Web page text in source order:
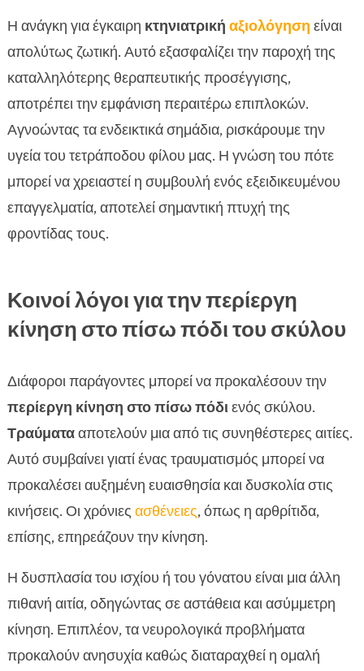
Η ανάγκη για έγκαιρη κτηνιατρική αξιολόγηση είναι
απολύτως ζωτική. Αυτό εξασφαλίζει την παροχή της
καταλληλότερης θεραπευτικής προσέγγισης,
αποτρέπει την εμφάνιση περαιτέρω επιπλοκών.
Αγνοώντας τα ενδεικτικά σημάδια, ρισκάρουμε την
υγεία του τετράποδου φίλου μας. Η γνώση του πότε
μπορεί να χρειαστεί η συμβουλή ενός εξειδικευμένου
επαγγελματία, αποτελεί σημαντική πτυχή της
φροντίδας τους.
Κοινοί λόγοι για την περίεργη
κίνηση στο πίσω πόδι του σκύλου
Διάφοροι παράγοντες μπορεί να προκαλέσουν την
περίεργη κίνηση στο πίσω πόδιενός σκύλου.
Τραύματααποτελούν μια από τις συνηθέστερες αιτίες.
Αυτό συμβαίνει γιατί ένας τραυματισμός μπορεί να
προκαλέσει αυξημένη ευαισθησία και δυσκολία στις
κινήσεις. Οι χρόνιες ασθένειες, όπως η αρθρίτιδα,
επίσης, επηρεάζουν την κίνηση.
Η δυσπλασία του ισχίου ή του γόνατου είναι μια άλλη
πιθανή αιτία, οδηγώντας σε αστάθεια και ασύμμετρη
κίνηση. Επιπλέον, τα νευρολογικά προβλήματα
προκαλούν ανησυχία καθώς διαταραχθεί η ομαλή